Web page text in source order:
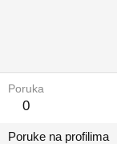
Poruka
0
Poruke na profilima